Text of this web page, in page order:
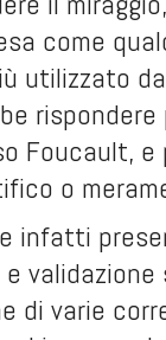
come
utilizzato
Foucault,
o
infatti
e
di varie